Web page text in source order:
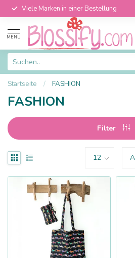
Viele Marken in einer Bestellung
MENU
Startseite / FASHION
FASHION
Filter